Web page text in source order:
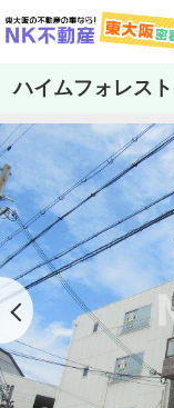
ハイムフォレス